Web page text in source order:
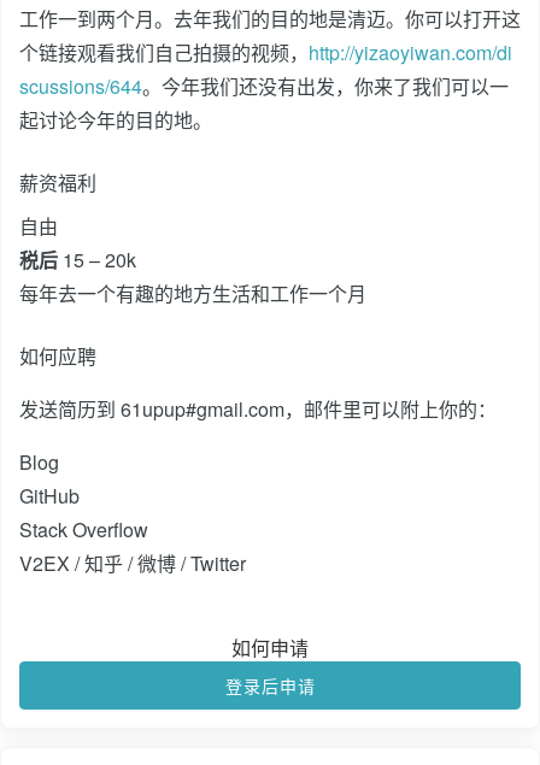
工作一到两个月。去年我们的目的地是清迈。你可以打开这
个链接观看我们自己拍摄的视频， http://yizaoyiwan.com/di
scussions/644。今年我们还没有出发，你来了我们可以一
起讨论今年的目的地。
薪资福利
自由
税后 15 – 20k
每年去一个有趣的地方生活和工作一个月
如何应聘
发送简历到 61upup#gmail.com，邮件里可以附上你的：
Blog
GitHub
Stack Overflow
V2EX / 知乎 / 微博 / Twitter
如何申请
登录后申请